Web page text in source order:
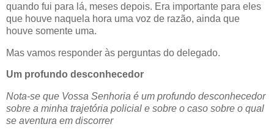
quando fui para lá, meses depois. Era importante para eles
que houve naquela hora uma voz de razão, ainda que
houve somente uma.
Mas vamos responder às perguntas do delegado.
Um profundo desconhecedor
Nota-se que Vossa Senhoria é um profundo desconhecedor
sobre a minha trajetória policial e sobre o caso sobre o qual
se aventura em discorrer